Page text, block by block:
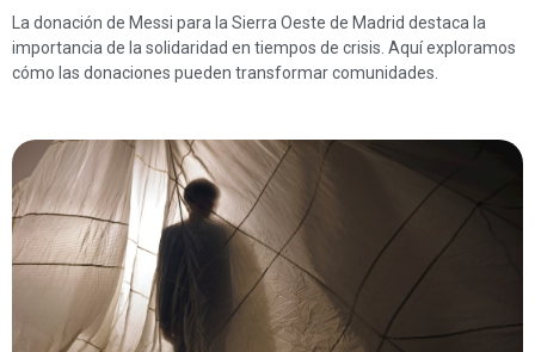
La donación de Messi para la Sierra Oeste de Madrid destaca la
importancia de la solidaridad en tiempos de crisis. Aquí exploramos
cómo las donaciones pueden transformar comunidades.